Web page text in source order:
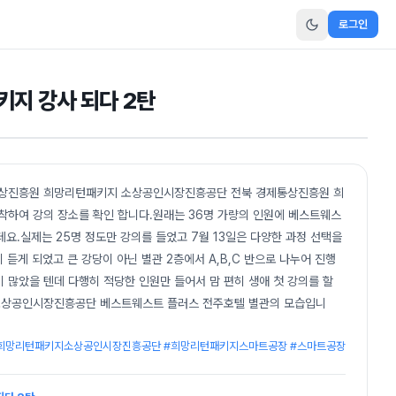
로그인
지 강사 되다 2탄
흥원 희망리턴패키지 소상공인시장진흥공단 전북 경제통상진흥원 희
하여 강의 장소를 확인 합니다.원래는 36명 가량의 인원에 베스트웨스
요.실제는 25명 정도만 강의를 들었고 7월 13일은 다양한 과정 선택을
게 되었고 큰 강당이 아닌 별관 2층에서 A,B,C 반으로 나누어 진행
았을 텐데 다행히 적당한 인원만 들어서 맘 편히 생애 첫 강의를 할
공인시장진흥공단 베스트웨스트 플러스 전주호텔 별관의 모습입니
리턴패키지소상공인시장진흥공단 #희망리턴패키지스마트공장 #스마트공장